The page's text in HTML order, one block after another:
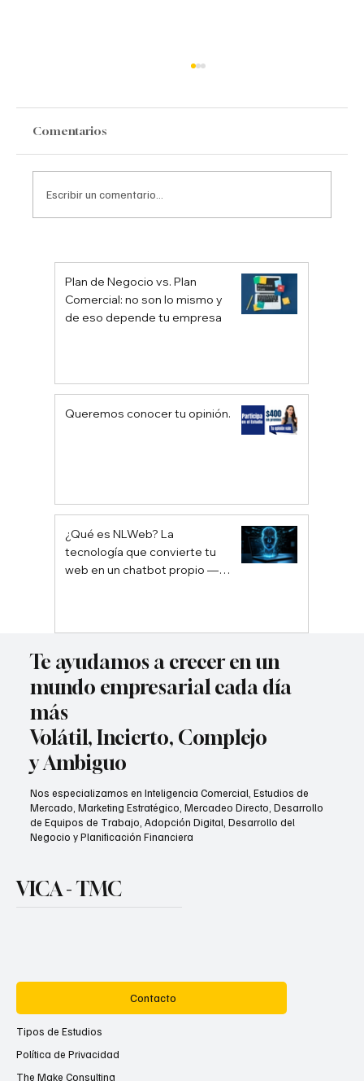
Comentarios
Escribir un comentario...
Plan de Negocio vs. Plan
Comercial: no son lo mismo y
de eso depende tu empresa
Queremos conocer tu opinión.
¿Qué es NLWeb? La
tecnología que convierte tu
web en un chatbot propio —
Te ayudamos a crecer en un
mundo empresarial cada día
más
Volátil, Incierto, Complejo
y Ambiguo
Nos especializamos en Inteligencia Comercial, Estudios de
Mercado, Marketing Estratégico, Mercadeo Directo, Desarrollo
de Equipos de Trabajo, Adopción Digital, Desarrollo del
Negocio y Planificación Financiera
VICA - TMC
Contacto
Tipos de Estudios
Política de Privacidad
The Make Consulting